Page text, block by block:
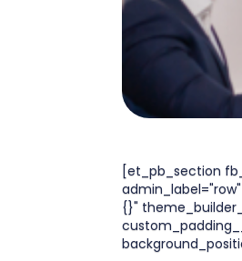
[et_pb_section
{}"